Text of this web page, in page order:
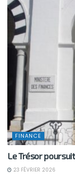
FINANCE
Le Trésor
23 FÉVRIER 2026